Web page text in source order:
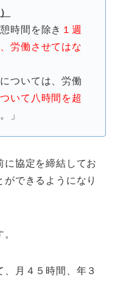
時間を除き １週
労働させてはな
ついては、労働
いて八時間を超
。」
に協定を締結してお
ができるようになり
、月４５時間、年３